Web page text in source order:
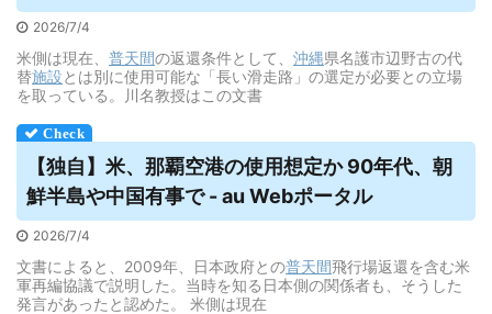
2026/7/4
米側は現在、 普天間の返還条件として、 沖縄県名護市辺野古の代
替施設とは別に使用可能な「長い滑走路」の選定が必要との立場
を取っている。川名教授はこの文書
【独自】米、那覇空港の使用想定か 90年代、朝
鮮半島や中国有事で - au Webポータル
2026/7/4
文書によると、2009年、日本政府との普天間飛行場返還を含む米
軍再編協議で説明した。当時を知る日本側の関係者も、そうした
発言があったと認めた。 米側は現在